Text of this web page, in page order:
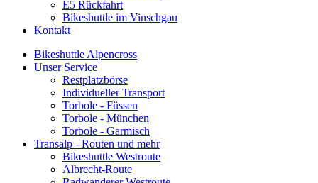
E5 Rückfahrt
Bikeshuttle im Vinschgau
Kontakt
Bikeshuttle Alpencross
Unser Service
Restplatzbörse
Individueller Transport
Torbole - Füssen
Torbole - München
Torbole - Garmisch
Transalp - Routen und mehr
Bikeshuttle Westroute
Albrecht-Route